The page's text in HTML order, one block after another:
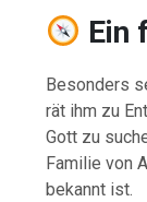
Ein
Besonders
rät ihm zu
Gott zu
Familie von
bekannt ist.